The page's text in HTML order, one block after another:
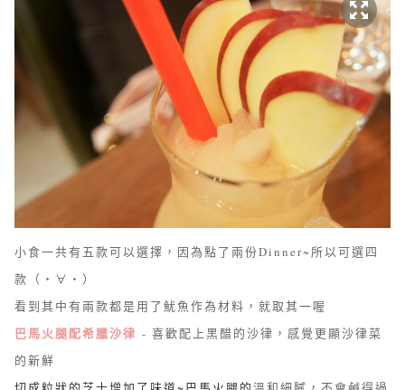
小食一共有五款可以選擇，因為點了兩份Dinner~所以可選四
款
（・∀・）
看到其中有兩款都是用了魷魚作為材料，就取其一喔
巴馬火腿配希臘沙律 - 喜歡配上黑醋的沙律，感覺更顯沙律菜
的新鮮